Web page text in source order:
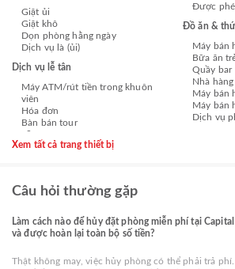
Giặt ủi
Giặt khô
Dọn phòng hằng ngày
Dịch vụ là (ủi)
Dịch vụ lễ tân
Máy ATM/rút tiền trong khuôn
viên
Hóa đơn
Bàn bán tour
Được
Đồ ăn &
Máy bán
Bữa ăn
Quầy bar
Nhà hàng
Máy bán
Máy bán
Dịch vụ
Xem tất cả trang thiết bị
Câu hỏi thường gặp
Làm cách nào để hủy đặt phòng miễn phí tại
và được hoàn lại toàn bộ số tiền?
Thật không may, việc hủy phòng có thể phải trả